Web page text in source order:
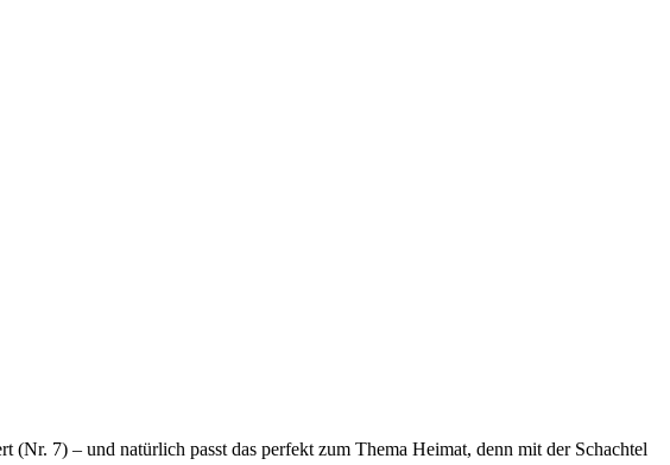
7) – und natürlich passt das perfekt zum Thema Heimat, denn mit der Schachtel